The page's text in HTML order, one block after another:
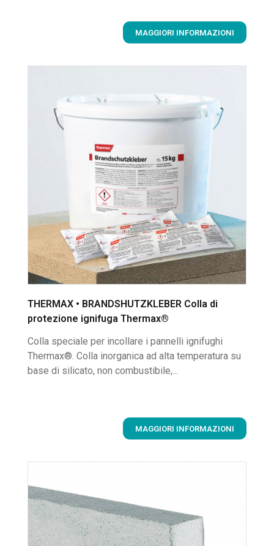
MAGGIORI INFORMAZIONI
THERMAX • BRANDSHUTZKLEBER Colla di
protezione ignifuga Thermax®
Colla speciale per incollare i pannelli ignifughi
Thermax®. Colla inorganica ad alta temperatura su
base di silicato, non combustibile,...
MAGGIORI INFORMAZIONI